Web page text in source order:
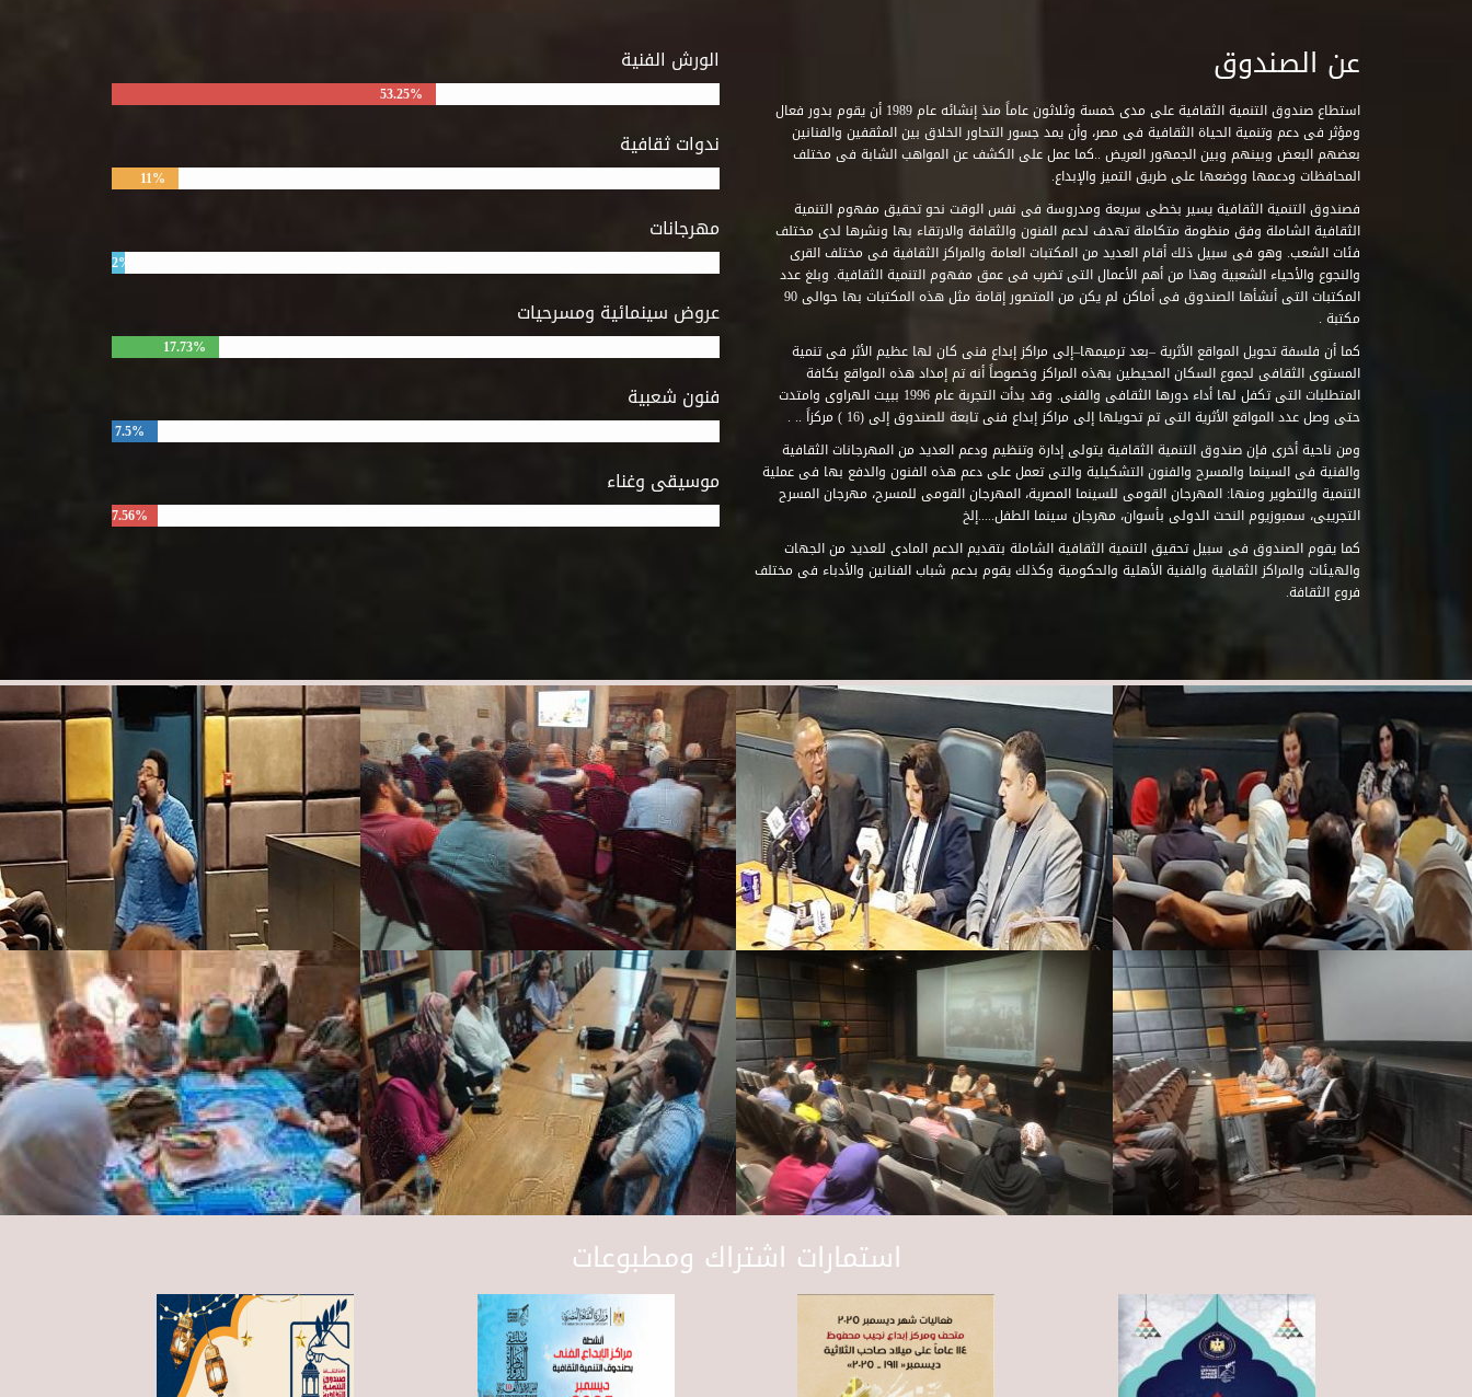
الورش الفنية
53.25%
ندوات ثقافية
11%
مهرجانات
2%
عروض سينمائية ومسرحيات
17.73%
فنون شعبية
7.5%
موسيقى وغناء
7.56%
عن الصندوق
استطاع صندوق التنمية الثقافية على مدى خمسة وثلاثون عاماً منذ إنشائه عام 1989 أن يقوم بدور فعال
ومؤثر فى دعم وتنمية الحياة الثقافية فى مصر، وأن يمد جسور التحاور الخلاق بين المثقفين والفنانين
بعضهم البعض وبينهم وبين الجمهور العريض ..كما عمل على الكشف عن المواهب الشابة فى مختلف
المحافظات ودعمها ووضعها على طريق التميز والإبداع.
فصندوق التنمية الثقافية يسير بخطى سريعة ومدروسة فى نفس الوقت نحو تحقيق مفهوم التنمية
الثقافية الشاملة وفق منظومة متكاملة تهدف لدعم الفنون والثقافة والارتقاء بها ونشرها لدى مختلف
فئات الشعب. وهو فى سبيل ذلك أقام العديد من المكتبات العامة والمراكز الثقافية فى مختلف القرى
والنجوع والأحياء الشعبية وهذا من أهم الأعمال التى تضرب فى عمق مفهوم التنمية الثقافية. وبلغ عدد
المكتبات التى أنشأها الصندوق فى أماكن لم يكن من المتصور إقامة مثل هذه المكتبات بها حوالى 90
مكتبة .
كما أن فلسفة تحويل المواقع الأثرية –بعد ترميمها–إلى مراكز إبداع فنى كان لها عظيم الأثر فى تنمية
المستوى الثقافى لجموع السكان المحيطين بهذه المراكز وخصوصاً أنه تم إمداد هذه المواقع بكافة
المتطلبات التى تكفل لها أداء دورها الثقافى والفنى. وقد بدأت التجربة عام 1996 ببيت الهراوى وامتدت
حتى وصل عدد المواقع الأثرية التى تم تحويلها إلى مراكز إبداع فنى تابعة للصندوق إلى (16 ) مركزاً .. .
ومن ناحية أخرى فإن صندوق التنمية الثقافية يتولى إدارة وتنظيم ودعم العديد من المهرجانات الثقافية
والفنية فى السينما والمسرح والفنون التشكيلية والتى تعمل على دعم هذه الفنون والدفع بها فى عملية
التنمية والتطوير ومنها: المهرجان القومى للسينما المصرية، المهرجان القومى للمسرح، مهرجان المسرح
التجريبى، سمبوزيوم النحت الدولى بأسوان، مهرجان سينما الطفل.....إلخ
كما يقوم الصندوق فى سبيل تحقيق التنمية الثقافية الشاملة بتقديم الدعم المادى للعديد من الجهات
والهيئات والمراكز الثقافية والفنية الأهلية والحكومية وكذلك يقوم بدعم شباب الفنانين والأدباء فى مختلف
فروع الثقافة.
استمارات اشتراك ومطبوعات